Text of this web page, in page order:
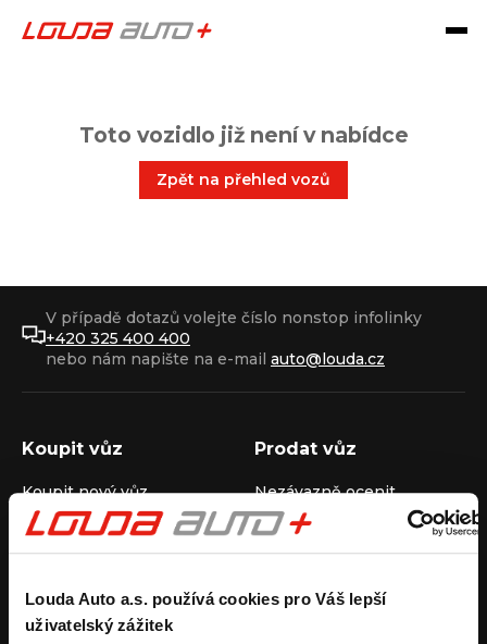
Louda Auto a.s. používá cookies pro Váš lepší
uživatelský zážitek
Toto vozidlo již není v nabídce
Zpět na přehled vozů
V případě dotazů volejte číslo nonstop infolinky
+420 325 400 400
nebo nám napište na e-mail auto@louda.cz
Koupit vůz
Koupit nový vůz
Koupit ojetý vůz
Koupit užitkový vůz
Prodat vůz
Nezávazně ocenit
Průběh výkupu vozu
Pronájem
Carsharing
Společnost